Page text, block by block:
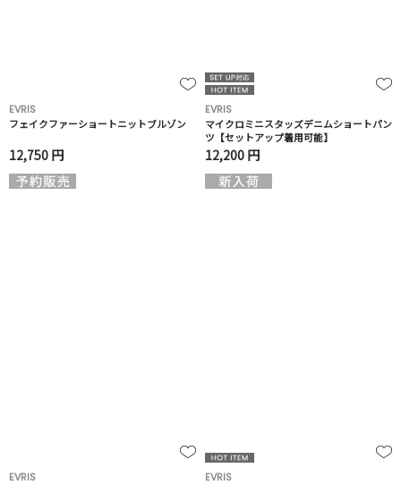
EVRIS
フェイクファーショートニットブルゾン
12,750 円
EVRIS
マイクロミニスタッズデニムショートパン
ツ【セットアップ着用可能】
12,200 円
EVRIS
EVRIS